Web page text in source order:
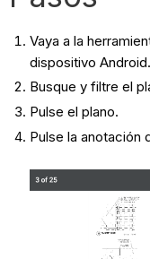
Vaya a la
dispositivo Android.
Busque y filtre el
Pulse el plano.
Pulse la anotación